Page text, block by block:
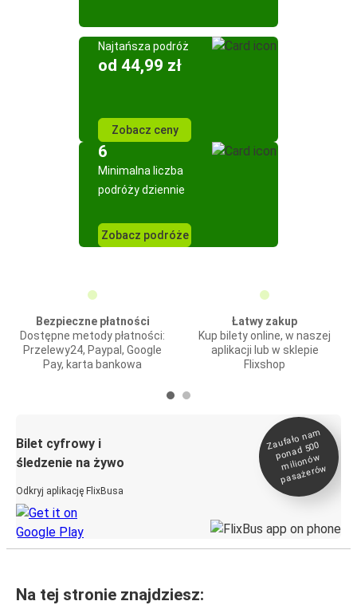
Najtańsza podróż
od 44,99 zł
Zobacz ceny
6
Minimalna liczba
podróży dziennie
Zobacz podróże
Bezpieczne płatności
Dostępne metody płatności:
Przelewy24, Paypal, Google
Pay, karta bankowa
Łatwy zakup
Kup bilety online, w naszej
aplikacji lub w sklepie
Flixshop
Bilet cyfrowy i
śledzenie na żywo
Odkryj aplikację FlixBusa
Zaufało na
m
ponad 500
milionó
w
pasażeró
w
Na tej stronie znajdziesz: